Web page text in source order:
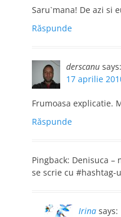
Saru`mana! De azi si
Răspunde
derscanu says:
17 aprilie
Frumoasa explicatie.
Răspunde
Pingback: Denisuca –
se scrie cu #hashtag-
Irina says: